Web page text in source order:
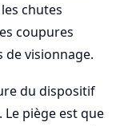
chutes
coupures
de visionnage.
du dispositif
piège est que